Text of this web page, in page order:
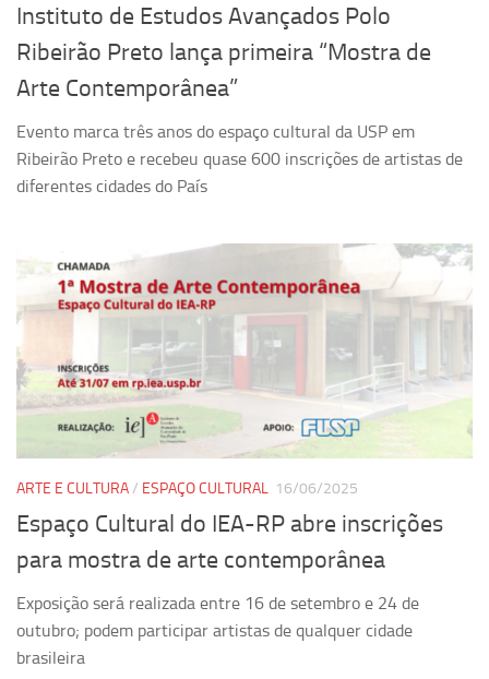
Grupo de Estudos Avançados em Tecnologia e Informação
em Saúde com foco em Populações Vulneráveis
(Confluencia)
Grupos de Pesquisa
Criminologia Experimental e Segurança Pública
Grupo de Pesquisa GPUBLIC – Centro de Estudos em Gestão
e Políticas Públicas Contemporâneas
Grupos de pesquisa encerrados
Ano Sabático
Daniel Domingues dos Santos
Programas Ano Sabático Encerrados
Cíntia Rosa Pereira de Lima
Cristina Godoy Bernardo de Oliveira (FDRP)
Evandro Eduardo Seron Ruiz
Fabiana Cristina Severi (FDRP)
Fernando de Lima Caneppele
Geciane Silveira Porto
Instituto de Estudos Avançados Polo
Ribeirão Preto lança primeira “Mostra de
Arte Contemporânea”
Evento marca três anos do espaço cultural da USP em
Ribeirão Preto e recebeu quase 600 inscrições de artistas de
diferentes cidades do País
ARTE E CULTURA/ ESPAÇO CULTURAL 16/06/2025
Espaço Cultural do IEA-RP abre inscrições
para mostra de arte contemporânea
Exposição será realizada entre 16 de setembro e 24 de
outubro; podem participar artistas de qualquer cidade
brasileira